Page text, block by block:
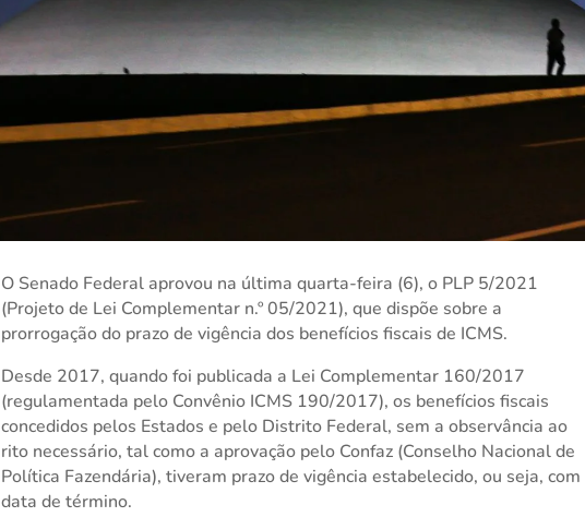
O Senado Federal aprovou na última quarta-feira (6), o PLP 5/2021
(Projeto de Lei Complementar n.º 05/2021), que dispõe sobre a
prorrogação do prazo de vigência dos benefícios fiscais de ICMS.
Desde 2017, quando foi publicada a Lei Complementar 160/2017
(regulamentada pelo Convênio ICMS 190/2017), os benefícios fiscais
concedidos pelos Estados e pelo Distrito Federal, sem a observância ao
rito necessário, tal como a aprovação pelo Confaz (Conselho Nacional de
Política Fazendária), tiveram prazo de vigência estabelecido, ou seja, com
data de término.